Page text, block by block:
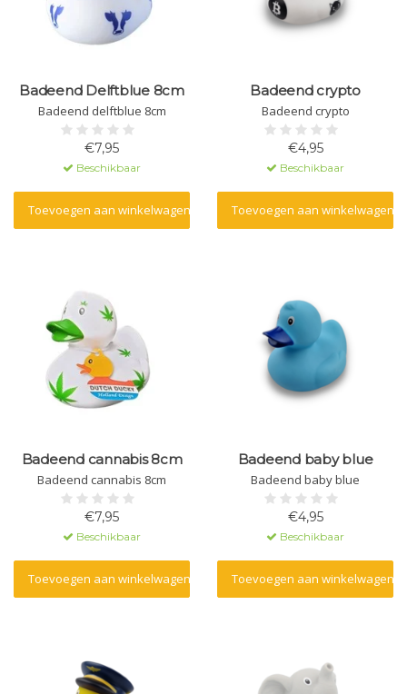
Badeend Delftblue 8cm
Badeend delftblue 8cm
€7,95
Beschikbaar
Toevoegen aan winkelwagen
Badeend crypto
Badeend crypto
€4,95
Beschikbaar
Toevoegen aan winkelwagen
Badeend cannabis 8cm
Badeend cannabis 8cm
€7,95
Beschikbaar
Toevoegen aan winkelwagen
Badeend baby blue
Badeend baby blue
€4,95
Beschikbaar
Toevoegen aan winkelwagen